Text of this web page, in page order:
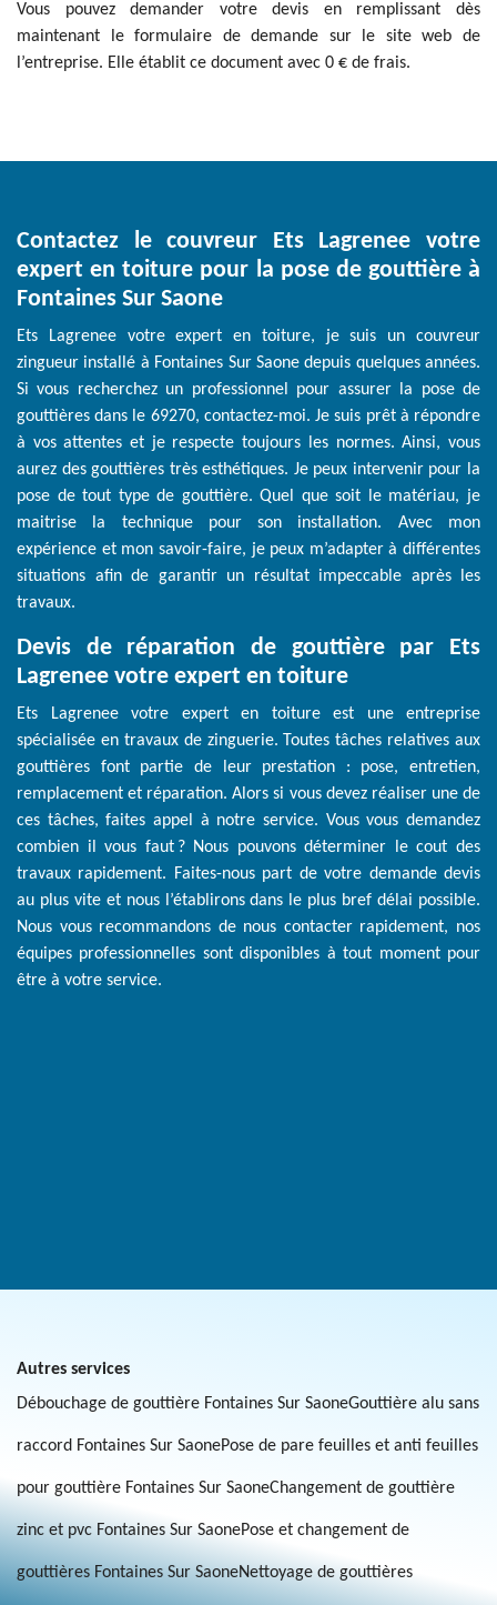
Vous pouvez demander votre devis en remplissant dès
maintenant le formulaire de demande sur le site web de
l’entreprise. Elle établit ce document avec 0 € de frais.
Contactez le couvreur Ets Lagrenee votre
expert en toiture pour la pose de gouttière à
Fontaines Sur Saone
Ets Lagrenee votre expert en toiture, je suis un couvreur
zingueur installé à Fontaines Sur Saone depuis quelques années.
Si vous recherchez un professionnel pour assurer la pose de
gouttières dans le 69270, contactez-moi. Je suis prêt à répondre
à vos attentes et je respecte toujours les normes. Ainsi, vous
aurez des gouttières très esthétiques. Je peux intervenir pour la
pose de tout type de gouttière. Quel que soit le matériau, je
maitrise la technique pour son installation. Avec mon
expérience et mon savoir-faire, je peux m’adapter à différentes
situations afin de garantir un résultat impeccable après les
travaux.
Devis de réparation de gouttière par Ets
Lagrenee votre expert en toiture
Ets Lagrenee votre expert en toiture est une entreprise
spécialisée en travaux de zinguerie. Toutes tâches relatives aux
gouttières font partie de leur prestation : pose, entretien,
remplacement et réparation. Alors si vous devez réaliser une de
ces tâches, faites appel à notre service. Vous vous demandez
combien il vous faut ? Nous pouvons déterminer le cout des
travaux rapidement. Faites-nous part de votre demande devis
au plus vite et nous l’établirons dans le plus bref délai possible.
Nous vous recommandons de nous contacter rapidement, nos
équipes professionnelles sont disponibles à tout moment pour
être à votre service.
Autres services
Débouchage de gouttière Fontaines Sur SaoneGouttière alu sans
raccord Fontaines Sur SaonePose de pare feuilles et anti feuilles
pour gouttière Fontaines Sur SaoneChangement de gouttière
zinc et pvc Fontaines Sur SaonePose et changement de
gouttières Fontaines Sur SaoneNettoyage de gouttières